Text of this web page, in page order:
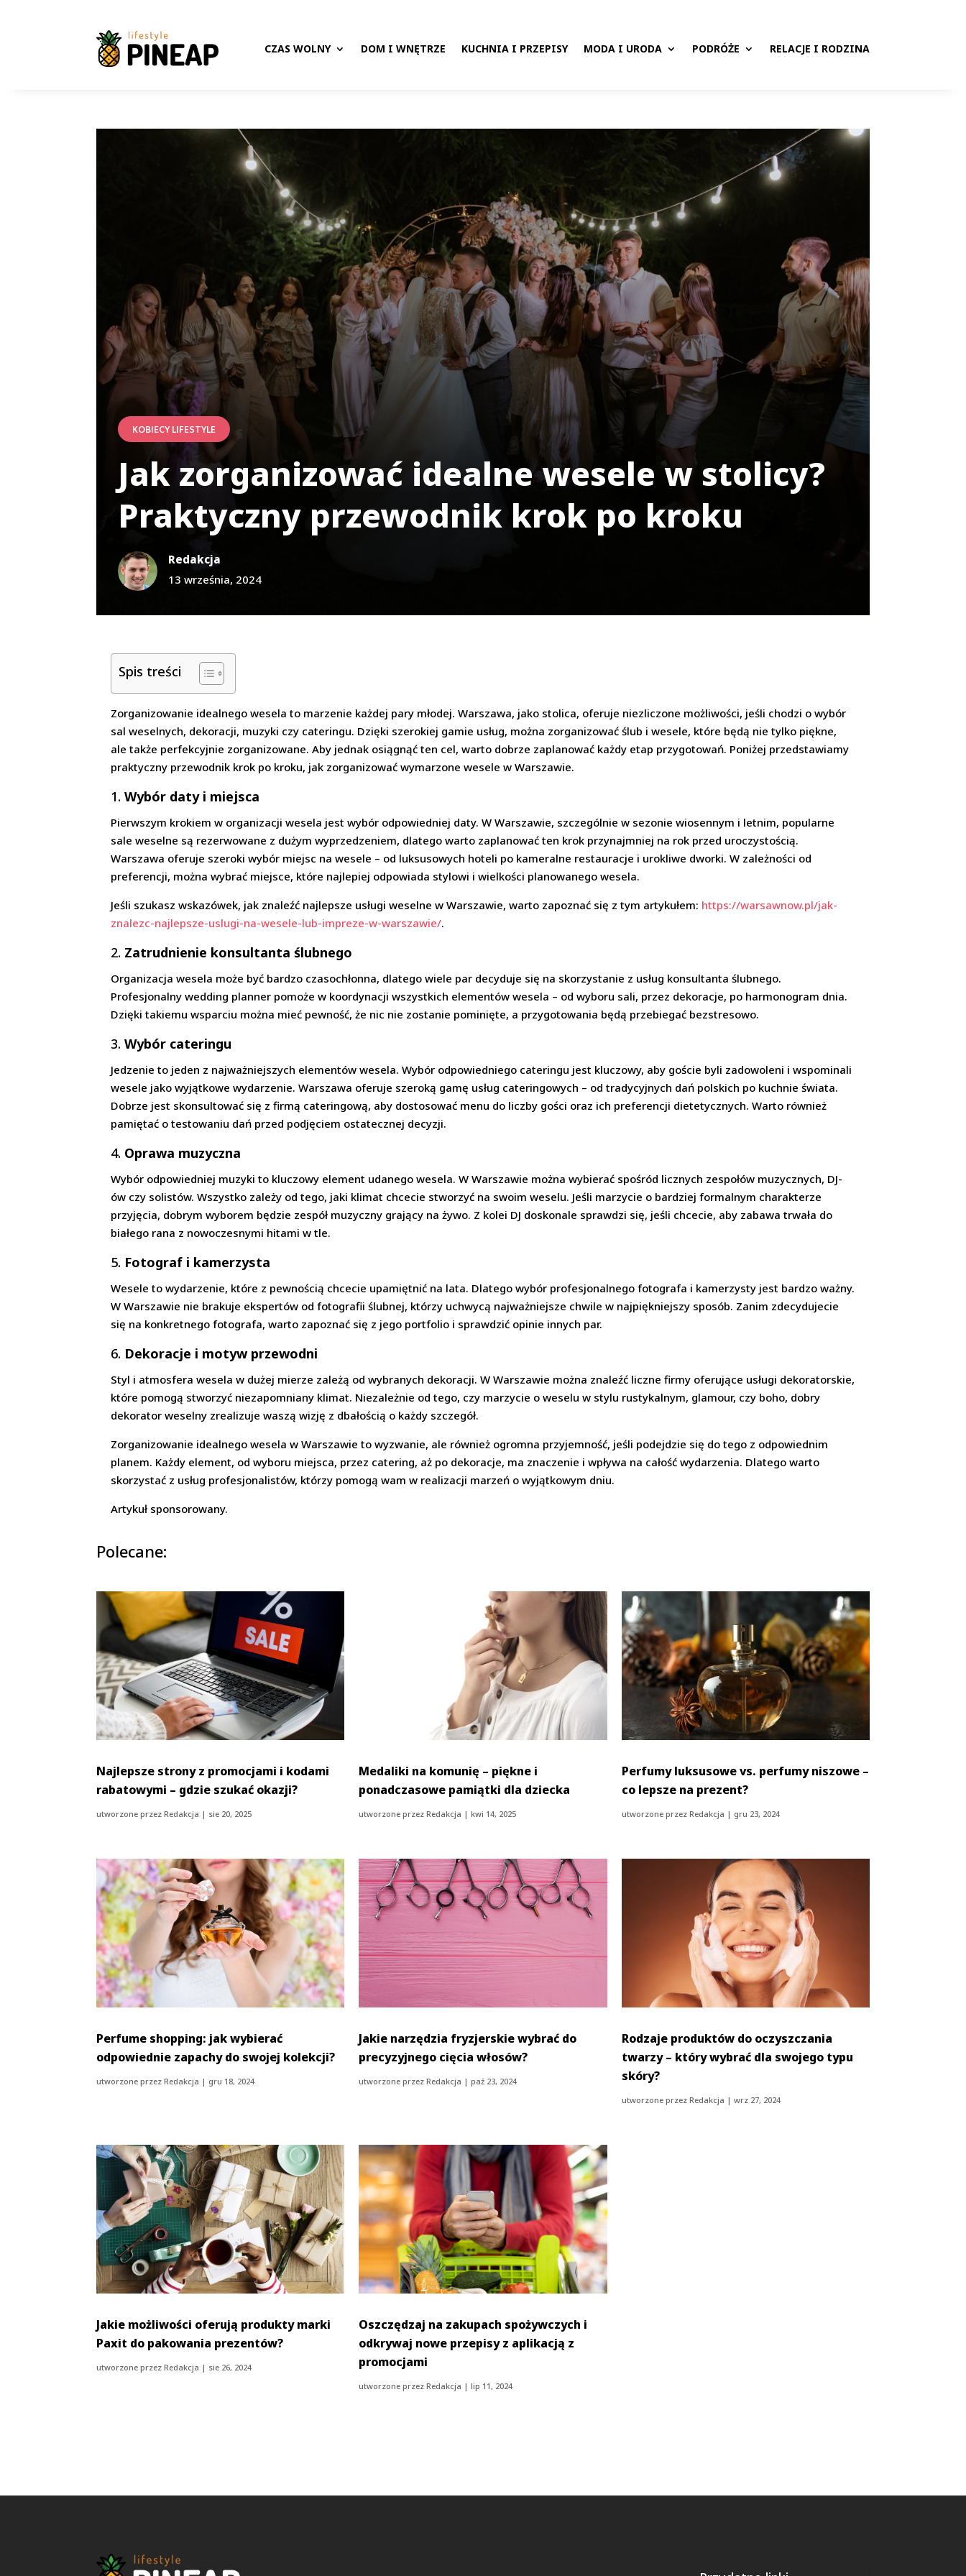
CZAS WOLNY DOM I WNĘTRZE KUCHNIA I PRZEPISY MODA I URODA PODRÓŻE RELACJE I RODZINA
KOBIECY LIFESTYLE
Jak zorganizować idealne wesele w stolicy?
Praktyczny przewodnik krok po kroku
Redakcja
13 września, 2024
Spis treści
Zorganizowanie idealnego wesela to marzenie każdej pary młodej. Warszawa, jako stolica, oferuje niezliczone możliwości, jeśli chodzi o wybór
sal weselnych, dekoracji, muzyki czy cateringu. Dzięki szerokiej gamie usług, można zorganizować ślub i wesele, które będą nie tylko piękne,
ale także perfekcyjnie zorganizowane. Aby jednak osiągnąć ten cel, warto dobrze zaplanować każdy etap przygotowań. Poniżej przedstawiamy
praktyczny przewodnik krok po kroku, jak zorganizować wymarzone wesele w Warszawie.
1.Wybór daty i miejsca
Pierwszym krokiem w organizacji wesela jest wybór odpowiedniej daty. W Warszawie, szczególnie w sezonie wiosennym i letnim, popularne
sale weselne są rezerwowane z dużym wyprzedzeniem, dlatego warto zaplanować ten krok przynajmniej na rok przed uroczystością.
Warszawa oferuje szeroki wybór miejsc na wesele – od luksusowych hoteli po kameralne restauracje i urokliwe dworki. W zależności od
preferencji, można wybrać miejsce, które najlepiej odpowiada stylowi i wielkości planowanego wesela.
Jeśli szukasz wskazówek, jak znaleźć najlepsze usługi weselne w Warszawie, warto zapoznać się z tym artykułem: https://warsawnow.pl/jak-
znalezc-najlepsze-uslugi-na-wesele-lub-impreze-w-warszawie/.
2. Zatrudnienie konsultanta ślubnego
Organizacja wesela może być bardzo czasochłonna, dlatego wiele par decyduje się na skorzystanie z usług konsultanta ślubnego.
Profesjonalny wedding planner pomoże w koordynacji wszystkich elementów wesela – od wyboru sali, przez dekoracje, po harmonogram dnia.
Dzięki takiemu wsparciu można mieć pewność, że nic nie zostanie pominięte, a przygotowania będą przebiegać bezstresowo.
3.Wybór cateringu
Jedzenie to jeden z najważniejszych elementów wesela. Wybór odpowiedniego cateringu jest kluczowy, aby goście byli zadowoleni i wspominali
wesele jako wyjątkowe wydarzenie. Warszawa oferuje szeroką gamę usług cateringowych – od tradycyjnych dań polskich po kuchnie świata.
Dobrze jest skonsultować się z firmą cateringową, aby dostosować menu do liczby gości oraz ich preferencji dietetycznych. Warto również
pamiętać o testowaniu dań przed podjęciem ostatecznej decyzji.
4. Oprawa muzyczna
Wybór odpowiedniej muzyki to kluczowy element udanego wesela. W Warszawie można wybierać spośród licznych zespołów muzycznych, DJ-
ów czy solistów. Wszystko zależy od tego, jaki klimat chcecie stworzyć na swoim weselu. Jeśli marzycie o bardziej formalnym charakterze
przyjęcia, dobrym wyborem będzie zespół muzyczny grający na żywo. Z kolei DJ doskonale sprawdzi się, jeśli chcecie, aby zabawa trwała do
białego rana z nowoczesnymi hitami w tle.
5. Fotograf i kamerzysta
Wesele to wydarzenie, które z pewnością chcecie upamiętnić na lata. Dlatego wybór profesjonalnego fotografa i kamerzysty jest bardzo ważny.
W Warszawie nie brakuje ekspertów od fotografii ślubnej, którzy uchwycą najważniejsze chwile w najpiękniejszy sposób. Zanim zdecydujecie
się na konkretnego fotografa, warto zapoznać się z jego portfolio i sprawdzić opinie innych par.
6. Dekoracje i motyw przewodni
Styl i atmosfera wesela w dużej mierze zależą od wybranych dekoracji. W Warszawie można znaleźć liczne firmy oferujące usługi dekoratorskie,
które pomogą stworzyć niezapomniany klimat. Niezależnie od tego, czy marzycie o weselu w stylu rustykalnym, glamour, czy boho, dobry
dekorator weselny zrealizuje waszą wizję z dbałością o każdy szczegół.
Zorganizowanie idealnego wesela w Warszawie to wyzwanie, ale również ogromna przyjemność, jeśli podejdzie się do tego z odpowiednim
planem. Każdy element, od wyboru miejsca, przez catering, aż po dekoracje, ma znaczenie i wpływa na całość wydarzenia. Dlatego warto
skorzystać z usług profesjonalistów, którzy pomogą wam w realizacji marzeń o wyjątkowym dniu.
Artykuł sponsorowany.
Polecane:
Najlepsze strony z promocjami i kodami
rabatowymi – gdzie szukać okazji?
utworzone przezRedakcja | sie 20, 2025
Medaliki na komunię – piękne i
ponadczasowe pamiątki dla dziecka
utworzone przezRedakcja |kwi 14, 2025
Perfumy luksusowe vs. perfumy niszowe –
co lepsze na prezent?
utworzone przez Redakcja | gru 23, 2024
Perfume shopping: jak wybierać
odpowiednie zapachy do swojej kolekcji?
utworzone przezRedakcja | gru 18, 2024
Jakie narzędzia fryzjerskie wybrać do
precyzyjnego cięcia włosów?
utworzone przezRedakcja |paź 23, 2024
Rodzaje produktów do oczyszczania
twarzy – który wybrać dla swojego typu
skóry?
utworzone przez Redakcja | wrz 27, 2024
Jakie możliwości oferują produkty marki
Paxit do pakowania prezentów?
utworzone przezRedakcja | sie 26, 2024
Oszczędzaj na zakupach spożywczych i
odkrywaj nowe przepisy z aplikacją z
promocjami
utworzone przezRedakcja |lip 11, 2024